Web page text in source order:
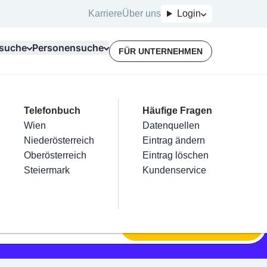
KarriereÜber uns Login
Kategorien
Friseur
Nägel
Haarentfernung
Make-Up
Für Unternehmer
Terminbuchung
Kostenlose Beratung
Top Branchen
Elektriker
Installateure
Maler & Lackierer
Branchen A-Z
Mein Firmeneintrag
Eintrag hinzufügen
Eintrag beanspruchen
Eintrag verwalten
Eintrag bewerben
Personensuche
Telefonbuch
Wien
Niederösterreich
Oberösterreich
Steiermark
Häufige Fragen
Datenquellen
Eintrag ändern
Eintrag löschen
Kundenservice
FÜR UNTERNEHMEN